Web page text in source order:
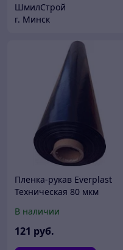
ШмилСтрой
г. Минск
Пленка-рукав Everplast
Техническая 80 мкм
В наличии
121 руб.